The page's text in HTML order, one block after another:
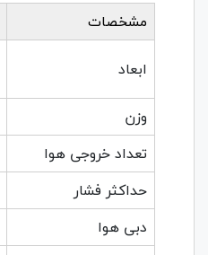
مشخصات
ابعاد
وزن
تعداد خروجی هوا
حداکثر فشار
دبی هوا